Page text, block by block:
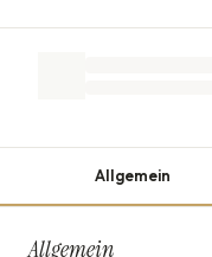
Allgemein
Allgemein